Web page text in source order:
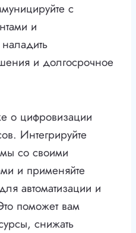
с
и
и долгосрочное
о цифровизации
Интегрируйте
со своими
и применяйте
автоматизации и
поможет вам
снижать